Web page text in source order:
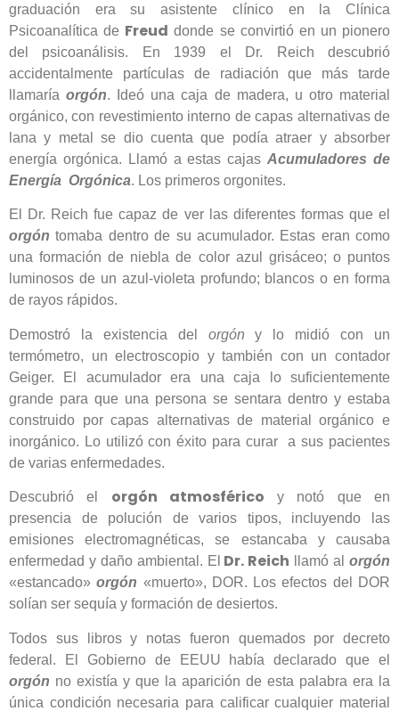
graduación era su asistente clínico en la Clínica
Psicoanalítica de Freud donde se convirtió en un pionero
del psicoanálisis. En 1939 el Dr. Reich descubrió
accidentalmente partículas de radiación que más tarde
llamaríaorgón. Ideó una caja de madera, u otro material
orgánico, con revestimiento interno de capas alternativas de
lana y metal se dio cuenta que podía atraer y absorber
energía orgónica. Llamó a estas cajasAcumuladores de
Energía Orgónica. Los primeros orgonites.
El Dr. Reich fue capaz de ver las diferentes formas que el
orgón tomaba dentro de su acumulador. Estas eran como
una formación de niebla de color azul grisáceo; o puntos
luminosos de un azul-violeta profundo; blancos o en forma
de rayos rápidos.
Demostró la existencia del orgón y lo midió con un
termómetro, un electroscopio y también con un contador
Geiger. El acumulador era una caja lo suficientemente
grande para que una persona se sentara dentro y estaba
construido por capas alternativas de material orgánico e
inorgánico. Lo utilizó con éxito para curar a sus pacientes
de varias enfermedades.
Descubrió el orgón atmosférico y notó que en
presencia de polución de varios tipos, incluyendo las
emisiones electromagnéticas, se estancaba y causaba
enfermedad y daño ambiental. El Dr. Reich llamó alorgón
«estancado»orgón «muerto», DOR. Los efectos del DOR
solían ser sequía y formación de desiertos.
Todos sus libros y notas fueron quemados por decreto
federal. El Gobierno de EEUU había declarado que el
orgón no existía y que la aparición de esta palabra era la
única condición necesaria para calificar cualquier material